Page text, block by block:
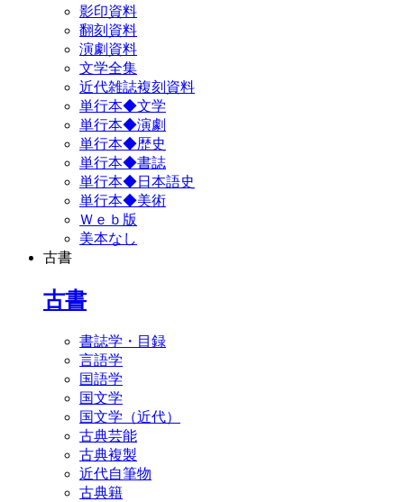
影印資料
翻刻資料
演劇資料
文学全集
近代雑誌複刻資料
単行本◆文学
単行本◆演劇
単行本◆歴史
単行本◆書誌
単行本◆日本語史
単行本◆美術
Ｗｅｂ版
美本なし
古書
古書
書誌学・目録
言語学
国語学
国文学
国文学（近代）
古典芸能
古典複製
近代自筆物
古典籍